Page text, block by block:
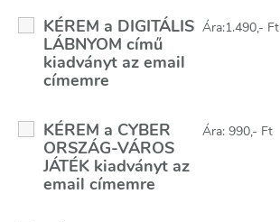
KÉREM a DIGITÁLIS
LÁBNYOM című
kiadványt az email
címemre
Ára:1.490,- Ft
KÉREM a CYBER
ORSZÁG-VÁROS
JÁTÉK kiadványt az
email címemre
Ára: 990,- Ft